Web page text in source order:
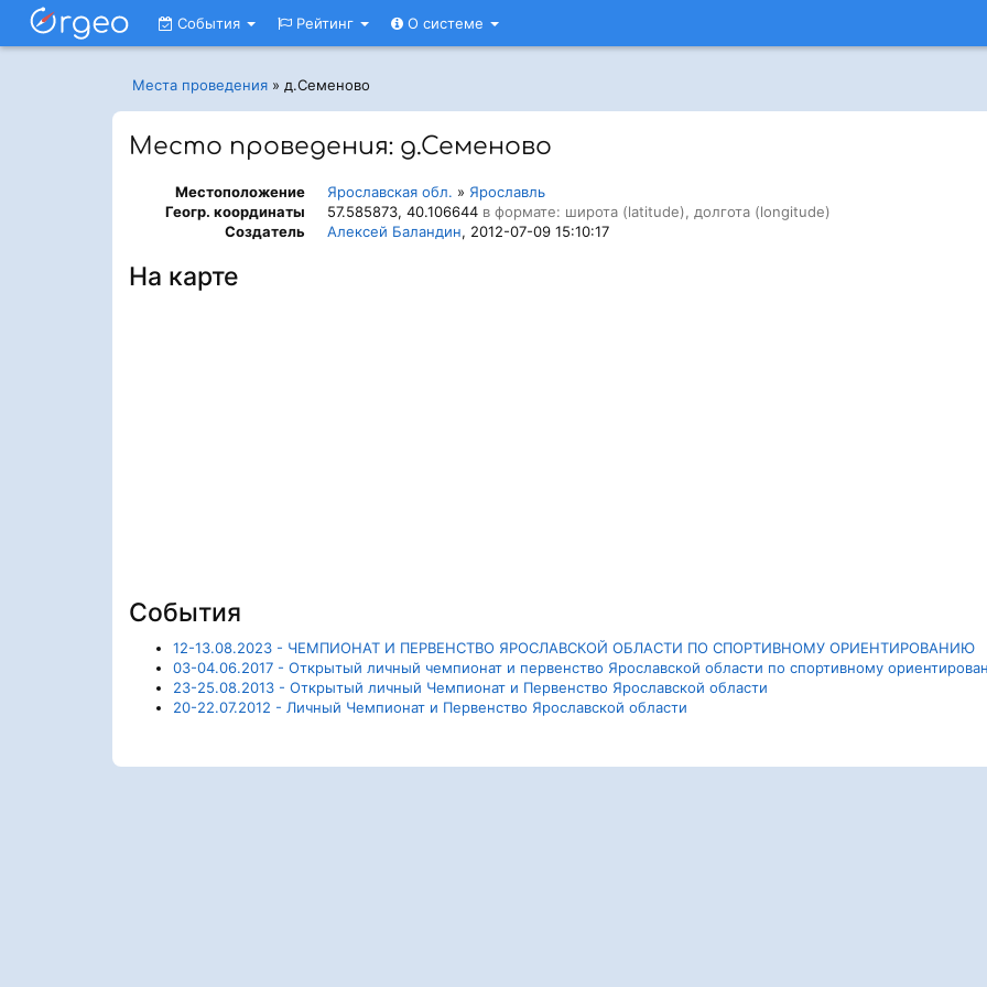
События Рейтинг О системе
Места проведения » д.Семеново
Место проведения: д.Семеново
Местоположение Ярославская обл. » Ярославль
Геогр. координаты
57.585873, 40.106644 в формате: широта (latitude), долгота (longitude)
Создатель
Алексей Баландин, 2012-07-09 15:10:17
На карте
События
12-13.08.2023 - ЧЕМПИОНАТ И ПЕРВЕНСТВО ЯРОСЛАВСКОЙ ОБЛАСТИ ПО СПОРТИВНОМУ ОРИЕНТИРОВАНИЮ
03-04.06.2017 - Открытый личный чемпионат и первенство Ярославской области по спортивному
23-25.08.2013 - Открытый личный Чемпионат и Первенство Ярославской области
20-22.07.2012 - Личный Чемпионат и Первенство Ярославской области